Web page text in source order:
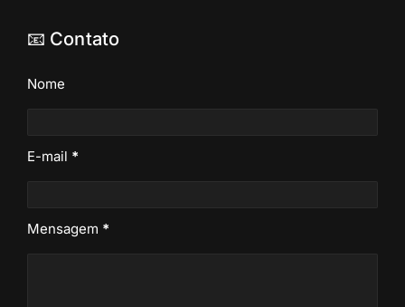
📧 Contato
Nome
E-mail *
Mensagem *